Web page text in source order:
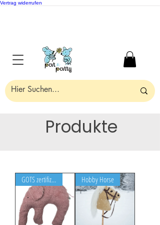
Vertrag widerrufen
Produkte
GOTS zertifiziert Hobby Horse